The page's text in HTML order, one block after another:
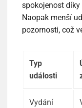
spokojenost
Naopak menší
pozornosti, což
Typ
události
Vydání